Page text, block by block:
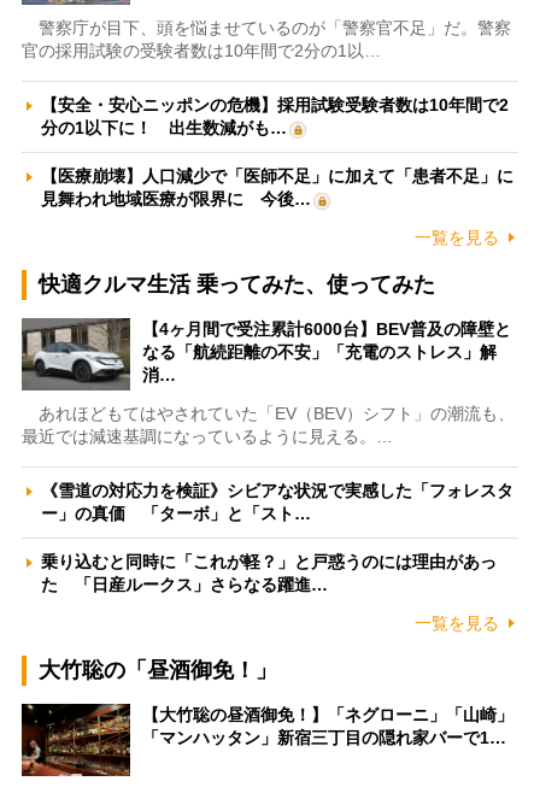
警察庁が目下、頭を悩ませているのが「警察官不足」だ。警察
官の採用試験の受験者数は10年間で2分の1以…
【安全・安心ニッポンの危機】採用試験受験者数は10年間で2
分の1以下に！ 出生数減がも…
【医療崩壊】人口減少で「医師不足」に加えて「患者不足」に
見舞われ地域医療が限界に 今後…
一覧を見る
快適クルマ生活 乗ってみた、使ってみた
【4ヶ月間で受注累計6000台】BEV普及の障壁と
なる「航続距離の不安」「充電のストレス」解
消…
あれほどもてはやされていた「EV（BEV）シフト」の潮流も、
最近では減速基調になっているように見える。…
《雪道の対応力を検証》シビアな状況で実感した「フォレスタ
ー」の真価 「ターボ」と「スト…
乗り込むと同時に「これが軽？」と戸惑うのには理由があっ
た 「日産ルークス」さらなる躍進…
一覧を見る
大竹聡の「昼酒御免！」
【大竹聡の昼酒御免！】「ネグローニ」「山崎」
「マンハッタン」新宿三丁目の隠れ家バーで1…